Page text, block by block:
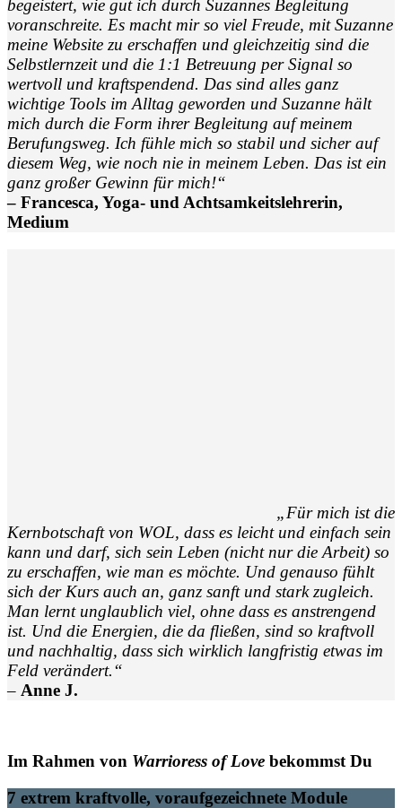
begeistert, wie gut ich durch Suzannes Begleitung
voranschreite. Es macht mir so viel Freude, mit Suzanne
meine Website zu erschaffen und gleichzeitig sind die
Selbstlernzeit und die 1:1 Betreuung per Signal so
wertvoll und kraftspendend. Das sind alles ganz
wichtige Tools im Alltag geworden und Suzanne hält
mich durch die Form ihrer Begleitung auf meinem
Berufungsweg. Ich fühle mich so stabil und sicher auf
diesem Weg, wie noch nie in meinem Leben. Das ist ein
ganz großer Gewinn für mich!“
– Francesca, Yoga- und Achtsamkeitslehrerin,
Medium
„Für mich ist die
Kernbotschaft von WOL, dass es leicht und einfach sein
kann und darf, sich sein Leben (nicht nur die Arbeit) so
zu erschaffen, wie man es möchte. Und genauso fühlt
sich der Kurs auch an, ganz sanft und stark zugleich.
Man lernt unglaublich viel, ohne dass es anstrengend
ist. Und die Energien, die da fließen, sind so kraftvoll
und nachhaltig, dass sich wirklich langfristig etwas im
Feld verändert.“
– Anne J.
Im Rahmen von Warrioress of Love bekommst Du
7 extrem kraftvolle, voraufgezeichnete Module